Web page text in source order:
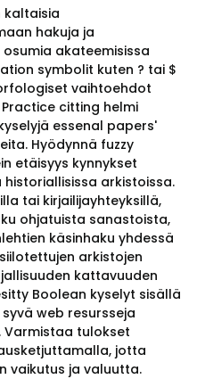
kaltaisia
hakuja ja
akateemisissa
symbolit kuten ? tai $
vaihtoehdot
citting helmi
essenal papers'
Hyödynnä fuzzy
etäisyys kynnykset
arkistoissa.
tai kirjailijayhteyksillä,
ohjatuista sanastoista,
käsinhaku yhdessä
arkistojen
kattavuuden
Boolean kyselyt sisällä
web resursseja
tulokset
jotta
vaikutus ja valuutta.